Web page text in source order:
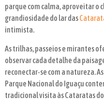
parque com calma, aproveitar o
grandiosidade do lar das
intimista.
As trilhas, passeios e mirantes
observar cada detalhe da
reconectar-se com a natureza.
Parque Nacional do Iguaçu
tradicional visita às Cataratas